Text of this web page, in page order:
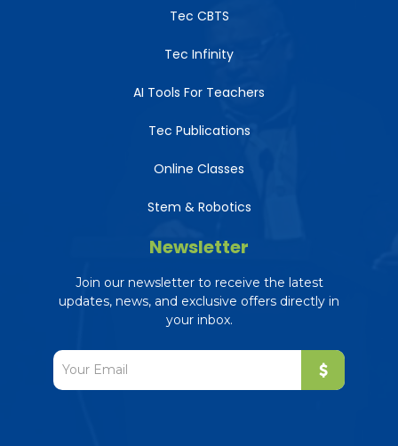
Tec CBTS
Tec Infinity
AI Tools For Teachers
Tec Publications
Online Classes
Stem & Robotics
Newsletter
Join our newsletter to receive the latest
updates, news, and exclusive offers directly in
your inbox.